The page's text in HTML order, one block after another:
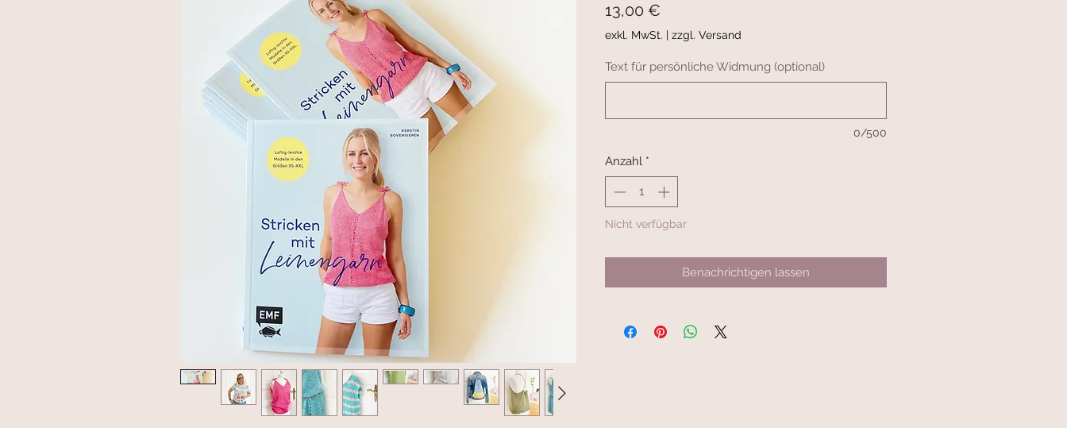
13,00 €
exkl. MwSt. | zzgl. Versand
Text für persönliche Widmung (optional)
0/500
Anzahl *
Nicht verfügbar
Benachrichtigen lassen